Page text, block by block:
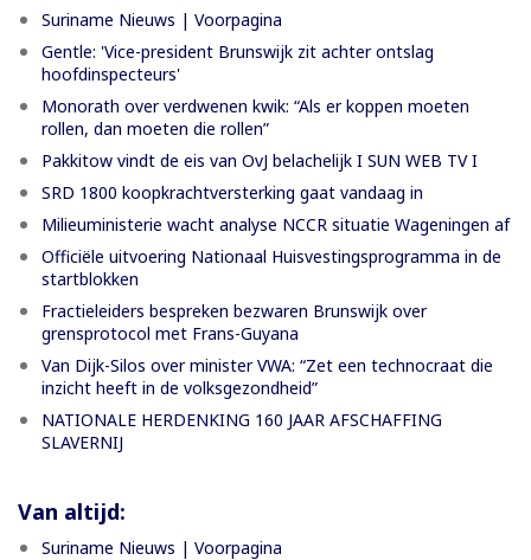
Suriname Nieuws | Voorpagina
Gentle: 'Vice-president Brunswijk zit achter ontslag
hoofdinspecteurs'
Monorath over verdwenen kwik: “Als er koppen moeten
rollen, dan moeten die rollen”
Pakkitow vindt de eis van OvJ belachelijk I SUN WEB TV I
SRD 1800 koopkrachtversterking gaat vandaag in
Milieuministerie wacht analyse NCCR situatie Wageningen af
Officiële uitvoering Nationaal Huisvestingsprogramma in de
startblokken
Fractieleiders bespreken bezwaren Brunswijk over
grensprotocol met Frans-Guyana
Van Dijk-Silos over minister VWA: “Zet een technocraat die
inzicht heeft in de volksgezondheid”
NATIONALE HERDENKING 160 JAAR AFSCHAFFING
SLAVERNIJ
Van altijd:
Suriname Nieuws | Voorpagina